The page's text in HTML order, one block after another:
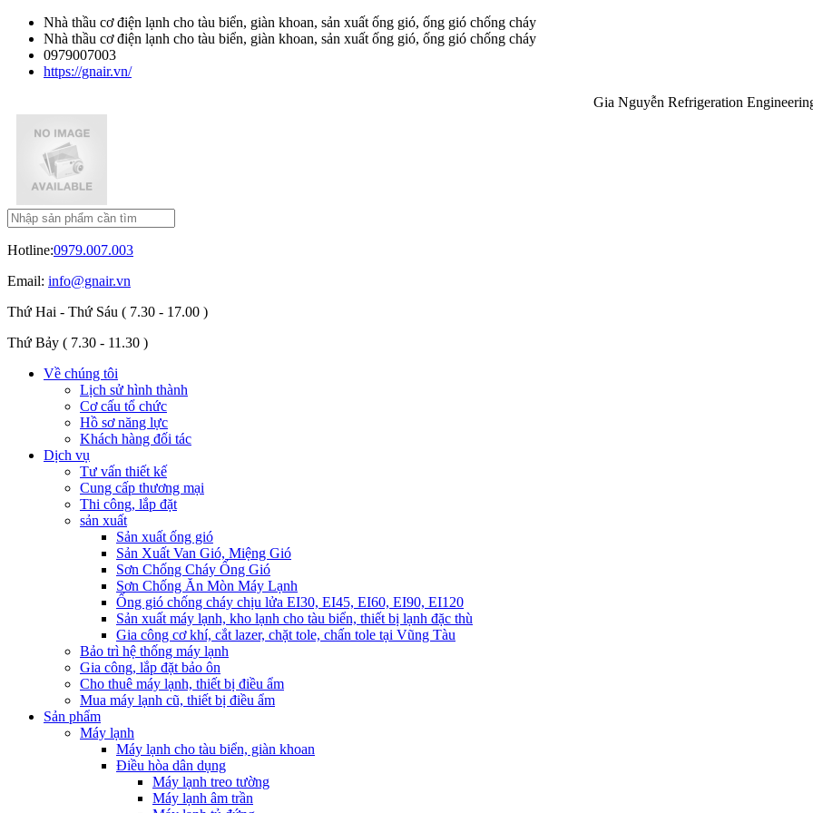
Nhà thầu cơ điện lạnh cho tàu biển, giàn khoan, sản xuất ống gió, ống gió chống cháy
Nhà thầu cơ điện lạnh cho tàu biển, giàn khoan, sản xuất ống gió, ống gió chống cháy
0979007003
https://gnair.vn/
Gia Nguyễn Refrigeration Engineering
Hotline:0979.007.003
Email: info@gnair.vn
Thứ Hai - Thứ Sáu ( 7.30 - 17.00 )
Thứ Bảy ( 7.30 - 11.30 )
Về chúng tôi
Lịch sử hình thành
Cơ cấu tổ chức
Hồ sơ năng lực
Khách hàng đối tác
Dịch vụ
Tư vấn thiết kế
Cung cấp thương mại
Thi công, lắp đặt
sản xuất
Sản xuất ống gió
Sản Xuất Van Gió, Miệng Gió
Sơn Chống Cháy Ống Gió
Sơn Chống Ăn Mòn Máy Lạnh
Ống gió chống cháy chịu lửa EI30, EI45, EI60, EI90, EI120
Sản xuất máy lạnh, kho lạnh cho tàu biển, thiết bị lạnh đặc thù
Gia công cơ khí, cắt lazer, chặt tole, chấn tole tại Vũng Tàu
Bảo trì hệ thống máy lạnh
Gia công, lắp đặt bảo ôn
Cho thuê máy lạnh, thiết bị điều ẩm
Mua máy lạnh cũ, thiết bị điều ẩm
Sản phẩm
Máy lạnh
Máy lạnh cho tàu biển, giàn khoan
Điều hòa dân dụng
Máy lạnh treo tường
Máy lạnh âm trần